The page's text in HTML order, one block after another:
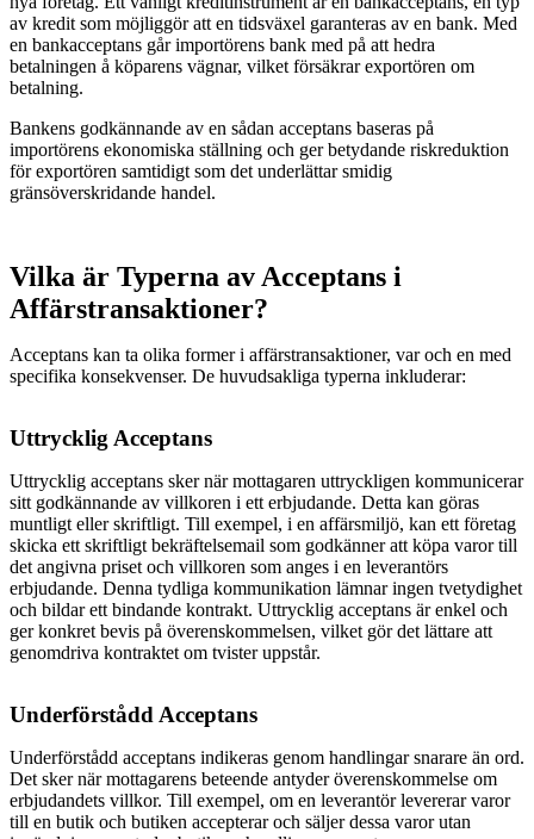
av kredit som möjliggör att en tidsväxel garanteras av en bank. Med
en bankacceptans går importörens bank med på att hedra
betalningen å köparens vägnar, vilket försäkrar exportören om
betalning.
Bankens godkännande av en sådan acceptans baseras på
importörens ekonomiska ställning och ger betydande riskreduktion
för exportören samtidigt som det underlättar smidig
gränsöverskridande handel.
Vilka är Typerna av Acceptans i
Affärstransaktioner?
Acceptans kan ta olika former i affärstransaktioner, var och en med
specifika konsekvenser. De huvudsakliga typerna inkluderar:
Uttrycklig Acceptans
Uttrycklig acceptans sker när mottagaren uttryckligen kommunicerar
sitt godkännande av villkoren i ett erbjudande. Detta kan göras
muntligt eller skriftligt. Till exempel, i en affärsmiljö, kan ett företag
skicka ett skriftligt bekräftelsemail som godkänner att köpa varor till
det angivna priset och villkoren som anges i en leverantörs
erbjudande. Denna tydliga kommunikation lämnar ingen tvetydighet
och bildar ett bindande kontrakt. Uttrycklig acceptans är enkel och
ger konkret bevis på överenskommelsen, vilket gör det lättare att
genomdriva kontraktet om tvister uppstår.
Underförstådd Acceptans
Underförstådd acceptans indikeras genom handlingar snarare än ord.
Det sker när mottagarens beteende antyder överenskommelse om
erbjudandets villkor. Till exempel, om en leverantör levererar varor
till en butik och butiken accepterar och säljer dessa varor utan